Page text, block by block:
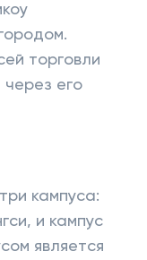
торговли
его
кампуса:
и кампус
является